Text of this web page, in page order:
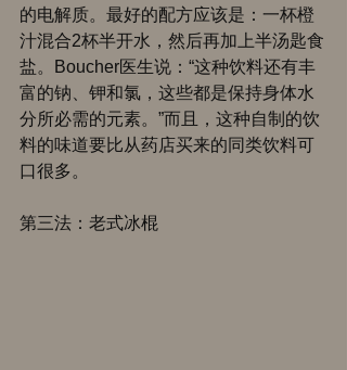
的电解质。最好的配方应该是：一杯橙
汁混合2杯半开水，然后再加上半汤匙食
盐。Boucher医生说：“这种饮料还有丰
富的钠、钾和氯，这些都是保持身体水
分所必需的元素。”而且，这种自制的饮
料的味道要比从药店买来的同类饮料可
口很多。
第三法：老式冰棍